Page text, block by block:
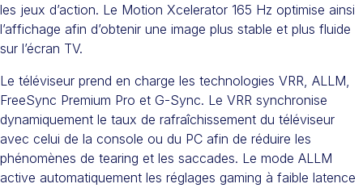
les jeux d’action. Le Motion Xcelerator 165 Hz optimise ainsi
l’affichage afin d’obtenir une image plus stable et plus fluide
sur l’écran TV.
Le téléviseur prend en charge les technologies VRR, ALLM,
FreeSync Premium Pro et G-Sync. Le VRR synchronise
dynamiquement le taux de rafraîchissement du téléviseur
avec celui de la console ou du PC afin de réduire les
phénomènes de tearing et les saccades. Le mode ALLM
active automatiquement les réglages gaming à faible latence